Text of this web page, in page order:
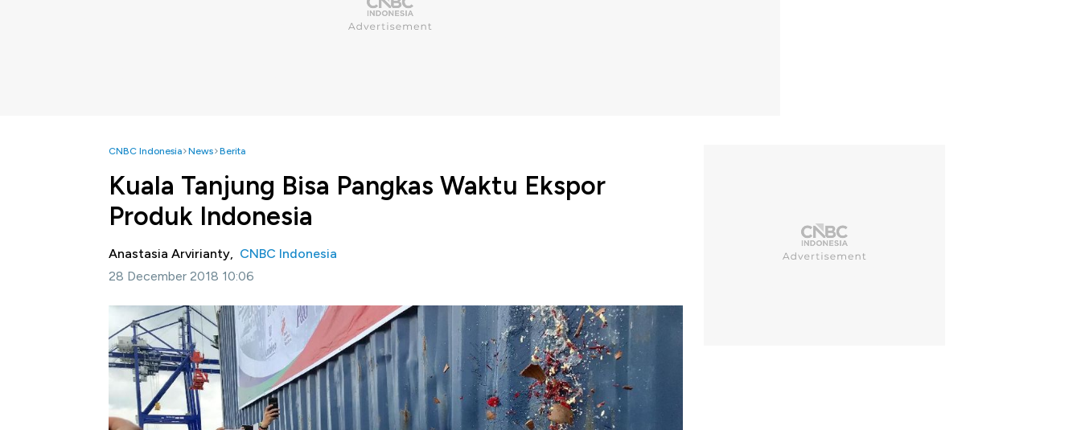
CNBC Indonesia News Berita
Kuala Tanjung Bisa Pangkas Waktu Ekspor
Produk Indonesia
Anastasia Arvirianty, CNBC Indonesia
28 December 2018 10:06